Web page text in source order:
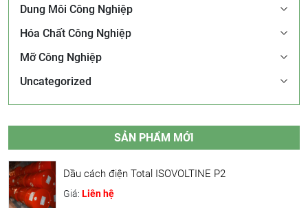
Dung Môi Công Nghiệp
Hóa Chất Công Nghiệp
Mỡ Công Nghiệp
Uncategorized
SẢN PHẨM MỚI
Dầu cách điện Total ISOVOLTINE P2
Giá: Liên hệ